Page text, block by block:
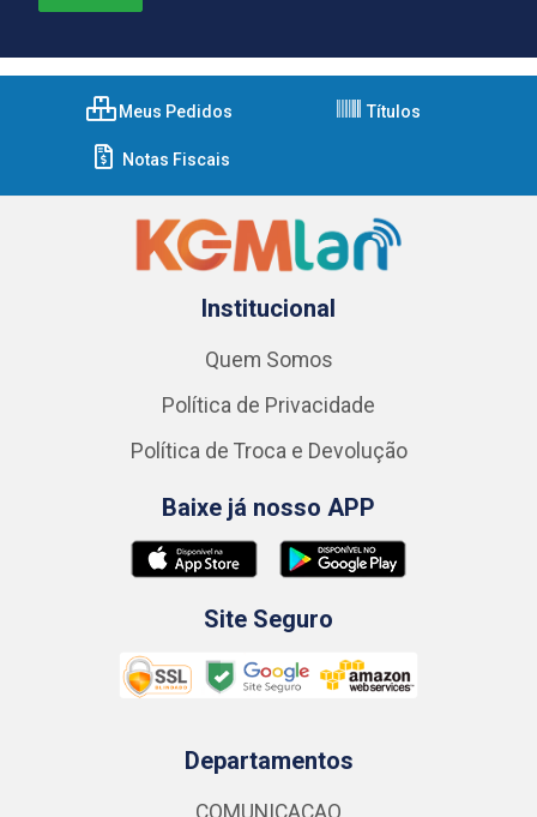
Meus Pedidos Títulos
Notas Fiscais
Institucional
Quem Somos
Política de Privacidade
Política de Troca e Devolução
Baixe já nosso APP
Site Seguro
Departamentos
COMUNICACAO